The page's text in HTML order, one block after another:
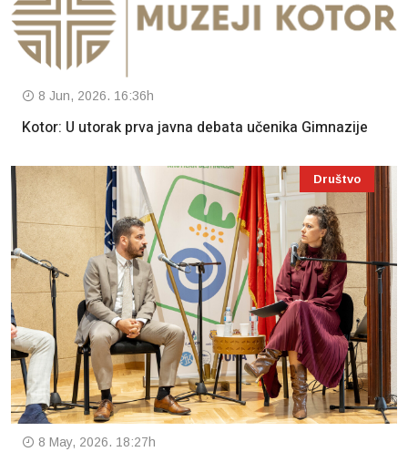
8 Jun, 2026. 16:36h
Kotor: U utorak prva javna debata učenika Gimnazije
Društvo
8 May, 2026. 18:27h